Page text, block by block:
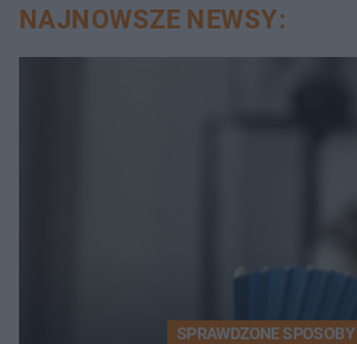
NAJNOWSZE NEWSY:
SPRAWDZONE SPOSOBY